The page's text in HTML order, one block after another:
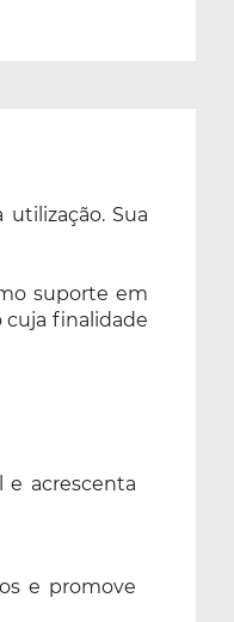
Sua
suporte em
cuja finalidade
acrescenta
e promove